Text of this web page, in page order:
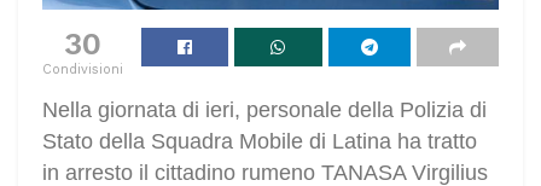
30
Condivisioni
Nella giornata di ieri, personale della Polizia di
Stato della Squadra Mobile di Latina ha tratto
in arresto il cittadino rumeno TANASA Virgilius